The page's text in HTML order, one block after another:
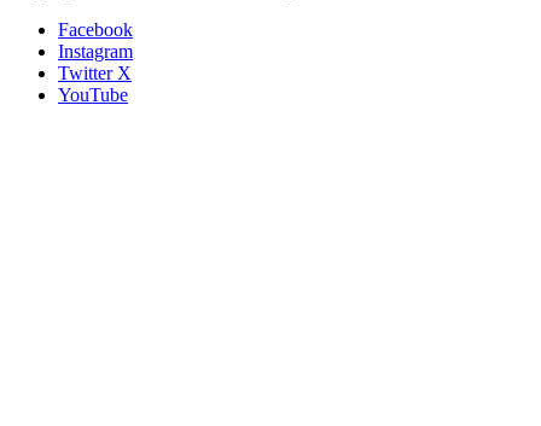
Facebook
Instagram
Twitter X
YouTube